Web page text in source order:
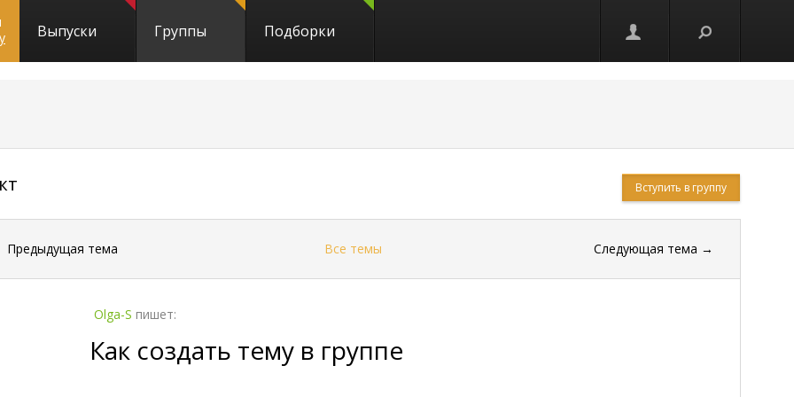
Выпуски Группы Подборки
Вступить в группу
Предыдущая тема Все темы Следующая тема →
Olga-S пишет:
Как создать тему в группе